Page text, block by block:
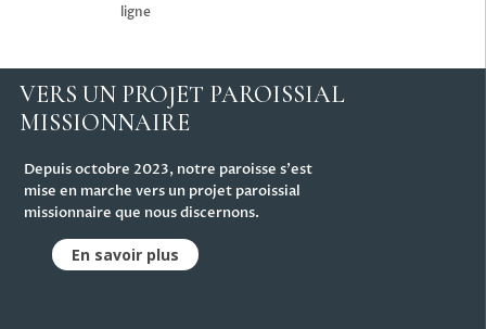
ligne
VERS UN PROJET PAROISSIAL
MISSIONNAIRE
Depuis octobre 2023, notre paroisse s'est
mise en marche vers un projet paroissial
missionnaire que nous discernons.
En savoir plus